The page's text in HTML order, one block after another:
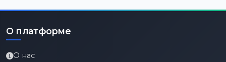
О платформе
О нас